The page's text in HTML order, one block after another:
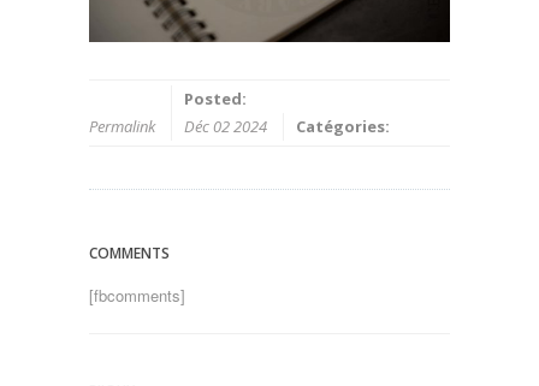
Permalink
Posted:
Déc 02 2024
Catégories:
COMMENTS
[fbcomments]